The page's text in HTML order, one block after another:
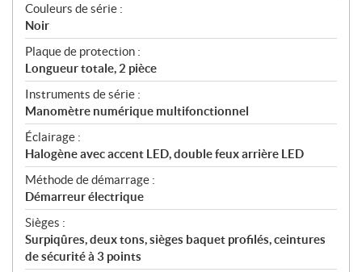
Couleurs de série :
Noir
Plaque de protection :
Longueur totale, 2 pièce
Instruments de série :
Manomètre numérique multifonctionnel
Éclairage :
Halogène avec accent LED, double feux arrière LED
Méthode de démarrage :
Démarreur électrique
Sièges :
Surpiqûres, deux tons, sièges baquet profilés, ceintures
de sécurité à 3 points